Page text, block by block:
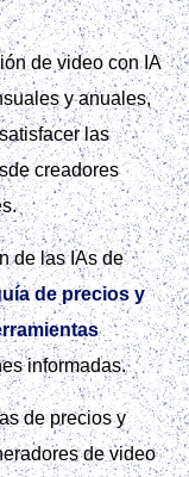
de video con IA
y anuales,
las
creadores
de las IAs de
de precios y
informadas.
de precios y
de video